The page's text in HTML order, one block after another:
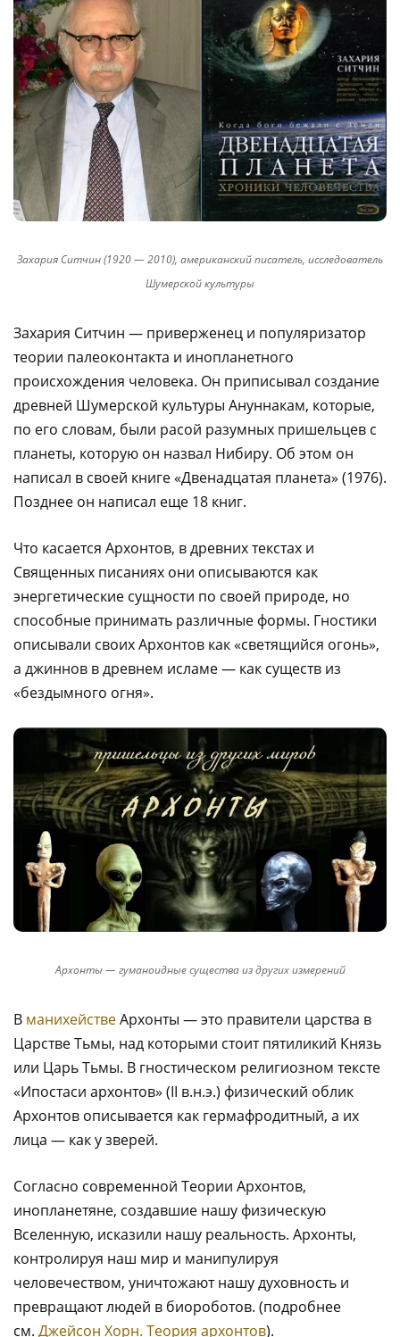
Захария Ситчин (1920 — 2010), американский писатель, исследователь
Шумерской культуры
Захария Ситчин — приверженец и популяризатор
теории палеоконтакта и инопланетного
происхождения человека. Он приписывал создание
древней Шумерской культуры Ануннакам, которые,
по его словам, были расой разумных пришельцев с
планеты, которую он назвал Нибиру. Об этом он
написал в своей книге «Двенадцатая планета» (1976).
Позднее он написал еще 18 книг.
Что касается Архонтов, в древних текстах и
Священных писаниях они описываются как
энергетические сущности по своей природе, но
способные принимать различные формы. Гностики
описывали своих Архонтов как «светящийся огонь»,
а джиннов в древнем исламе — как существ из
«бездымного огня».
Архонты — гуманоидные существа из других измерений
В манихействеАрхонты — это правители царства в
Царстве Тьмы, над которыми стоит пятиликий Князь
или Царь Тьмы. В гностическом религиозном тексте
«Ипостаси архонтов» (II в.н.э.) физический облик
Архонтов описывается как гермафродитный, а их
лица — как у зверей.
Согласно современной Теории Архонтов,
инопланетяне, создавшие нашу физическую
Вселенную, исказили нашу реальность. Архонты,
контролируя наш мир и манипулируя
человечеством, уничтожают нашу духовность и
превращают людей в биороботов. (подробнее
см. Джейсон Хорн. Теория архонтов).